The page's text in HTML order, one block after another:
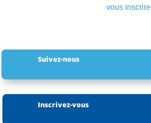
vous inscrire
Suivez-nous
Inscrivez-vous